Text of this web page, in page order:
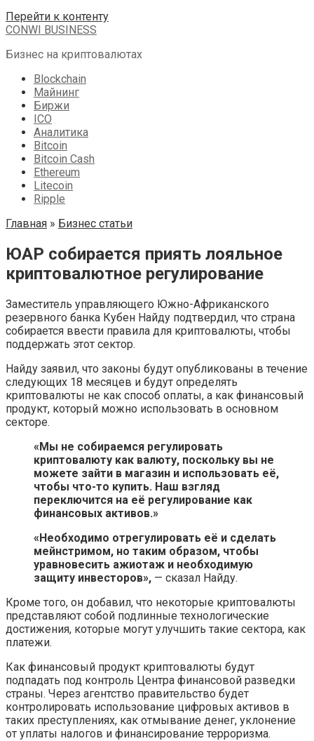
Перейти к контенту
CONWI BUSINESS
Бизнес на криптовалютах
Blockchain
Майнинг
Биржи
ICO
Аналитика
Bitcoin
Bitcoin Cash
Ethereum
Litecoin
Ripple
Главная » Бизнес статьи
ЮАР собирается приять лояльное
криптовалютное регулирование
Заместитель управляющего Южно-Африканского
резервного банка Кубен Найду подтвердил, что страна
собирается ввести правила для криптовалюты, чтобы
поддержать этот сектор.
Найду заявил, что законы будут опубликованы в течение
следующих 18 месяцев и будут определять
криптовалюты не как способ оплаты, а как финансовый
продукт, который можно использовать в основном
секторе.
«Мы не собираемся регулировать
криптовалюту как валюту, поскольку вы не
можете зайти в магазин и использовать её,
чтобы что-то купить. Наш взгляд
переключится на её регулирование как
финансовых активов.»
«Необходимо отрегулировать её и сделать
мейнстримом, но таким образом, чтобы
уравновесить ажиотаж и необходимую
защиту инвесторов», — сказал Найду.
Кроме того, он добавил, что некоторые криптовалюты
представляют собой подлинные технологические
достижения, которые могут улучшить такие сектора, как
платежи.
Как финансовый продукт криптовалюты будут
подпадать под контроль Центра финансовой разведки
страны. Через агентство правительство будет
контролировать использование цифровых активов в
таких преступлениях, как отмывание денег, уклонение
от уплаты налогов и финансирование терроризма.